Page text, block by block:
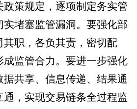
策规定，逐项制定务实管
实堵塞监管漏洞。要强化部
其职，各负其责，密切配
监管合力。要进一步强化
共享、信息传递、结果通
，实现交易链条全过程监